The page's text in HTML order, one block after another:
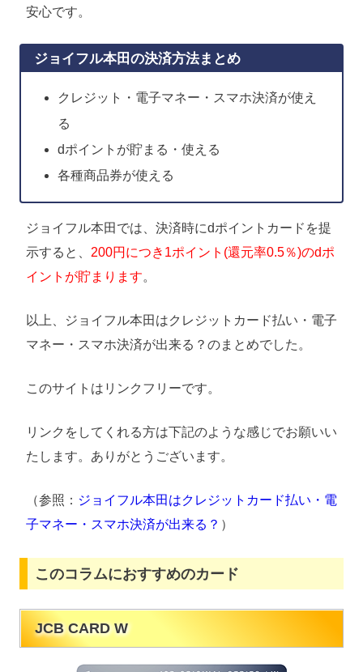
安心です。
ジョイフル本田の決済方法まとめ
クレジット・電子マネー・スマホ決済が使え
る
dポイントが貯まる・使える
各種商品券が使える
ジョイフル本田では、決済時にdポイントカードを提
示すると、 200円につき1ポイント(還元率0.5％)のdポ
イントが貯まります。
以上、ジョイフル本田はクレジットカード払い・電子
マネー・スマホ決済が出来る？のまとめでした。
このサイトはリンクフリーです。
リンクをしてくれる方は下記のような感じでお願いい
たします。ありがとうございます。
（参照： ジョイフル本田はクレジットカード払い・電
子マネー・スマホ決済が出来る？ ）
このコラムにおすすめのカード
JCB CARD W